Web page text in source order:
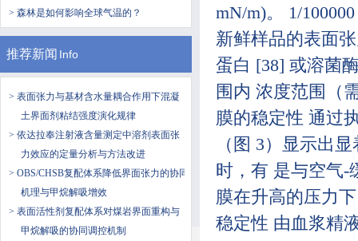
> 森林是如何影响全球气温的？
推荐新闻 Info
> 表面张力与基材含水量耦合作用下混凝
土界面剂粘结强度演化规律
> 依达拉奉注射液含量测定中溶剂表面张
力效应的定量分析与方法改进
> OBS/CHSB复配体系降低界面张力的协同
机理与甲烷解吸增效
> 表面活性剂复配体系对煤岩界面重构与
甲烷解吸的协同调控机制
mN/m)。 1/
新鲜样品的表面
蛋白 [38] 或溶菌
围内 浓度范围（
膜的稳定性 通过
（图 3）显示出
时，有 是与空气-
膜在升高的压力
稳定性 由血浆精